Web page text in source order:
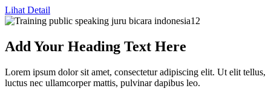
Lihat Detail
Add Your Heading Text Here
Lorem ipsum dolor sit amet, consectetur adipiscing elit. Ut elit tellus,
luctus nec ullamcorper mattis, pulvinar dapibus leo.